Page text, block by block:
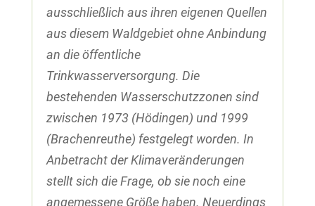
ausschließlich aus ihren eigenen Quellen
aus diesem Waldgebiet ohne Anbindung
an die öffentliche
Trinkwasserversorgung. Die
bestehenden Wasserschutzzonen sind
zwischen 1973 (Hödingen) und 1999
(Brachenreuthe) festgelegt worden. In
Anbetracht der Klimaveränderungen
stellt sich die Frage, ob sie noch eine
angemessene Größe haben. Neuerdings